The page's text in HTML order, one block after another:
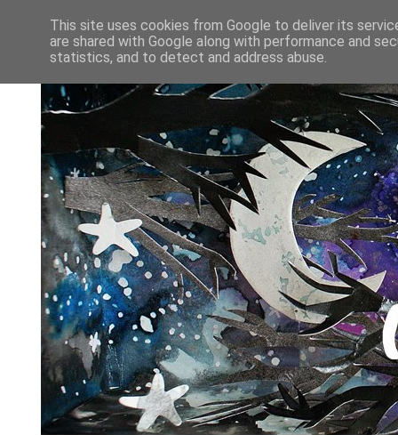
This site uses cookies from Google to deliver its
are shared with Google along with performance and
statistics, and to detect and address abuse.